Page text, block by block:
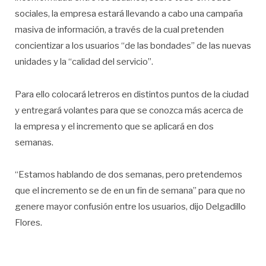
sociales, la empresa estará llevando a cabo una campaña
masiva de información, a través de la cual pretenden
concientizar a los usuarios “de las bondades” de las nuevas
unidades y la “calidad del servicio”.
Para ello colocará letreros en distintos puntos de la ciudad
y entregará volantes para que se conozca más acerca de
la empresa y el incremento que se aplicará en dos
semanas.
“Estamos hablando de dos semanas, pero pretendemos
que el incremento se de en un fin de semana” para que no
genere mayor confusión entre los usuarios, dijo Delgadillo
Flores.